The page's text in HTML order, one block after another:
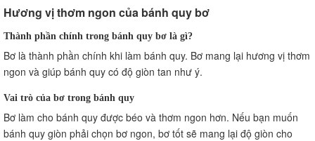
Hương vị thơm ngon của bánh quy bơ
Thành phần chính trong bánh quy bơ là gì?
Bơ là thành phần chính khi làm bánh quy. Bơ mang lại hương vị thơm
ngon và giúp bánh quy có độ giòn tan như ý.
Vai trò của bơ trong bánh quy
Bơ làm cho bánh quy được béo và thơm ngon hơn. Nếu bạn muốn
bánh quy giòn phải chọn bơ ngon, bơ tốt sẽ mang lại độ giòn cho